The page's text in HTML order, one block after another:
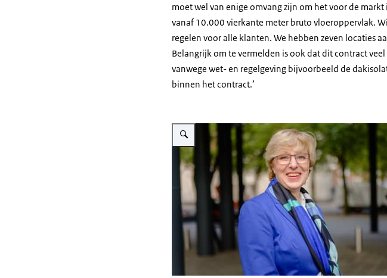
moet wel van enige omvang zijn om het voor de
vanaf 10.000 vierkante meter bruto vloeroppervlak.
regelen voor alle klanten. We hebben zeven locaties
Belangrijk om te vermelden is ook dat dit contract
vanwege wet- en regelgeving bijvoorbeeld de
binnen het contract.’
Vergroot afbeelding Nelleke Flick